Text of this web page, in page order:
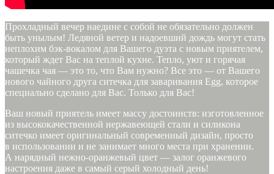
Прохладный вечер наедине с собой не обязательно должен
быть унылым! Ледяной ветер и надоевший дождь могут стать
неплохим бэк-вокалом для Вашего дуэта с новым приятелем,
который ждет Вас на теплой кухне. Тепло, уют и горячая
чашечка чая — это то, что Вам нужно? Все это — от Вашего
нового чайного друга ситечка для заваривания Egg, которое
специально сделано для Вас. Только для Вас!
Ваш новый приятель имеет массу достоинств: изготовленное
из высококачественной нержавеющей стали и силикона
ситечко имеет оригинальный современный дизайн, просто
в использовании и не занимает много места при хранении.
А нарядный нежно-оранжевый цвет — залог оранжевого
настроения даже в самый серый холодный день!